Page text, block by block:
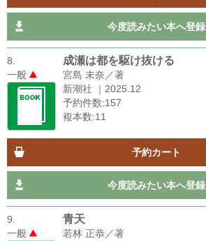
今度読みたい本へ登録
8.
一般
成瀬は都を駆け抜ける
宮島 未奈／著
新潮社 ｜2025.12
予約件数:157
複本数:11
予約カート
今度読みたい本へ登録
9.
一般
青天
若林 正恭／著